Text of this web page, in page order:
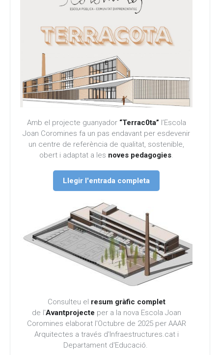
Amb el projecte guanyador “Terrac0ta” l’Escola
Joan Coromines fa un pas endavant per esdevenir
un centre de referència de qualitat, sostenible,
obert i adaptat a les noves pedagogies.
Llegir l'entrada completa
Consulteu el resum gràfic complet
de l'Avantprojecte per a la nova Escola Joan
Coromines elaborat l'Octubre de 2025 per AAAR
Arquitectes a través d'Infraestructures.cat i
Departament d'Educació.